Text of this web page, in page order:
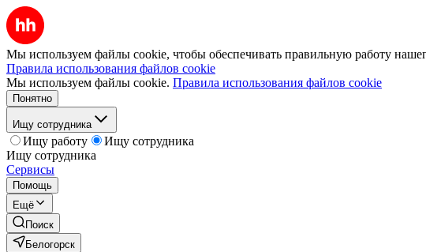
Мы используем файлы cookie, чтобы обеспечивать правильную работу
Правила использования файлов cookie
Мы используем файлы cookie. Правила использования файлов cookie
Понятно
Ищу сотрудника
Ищу работу
Ищу сотрудника
Ищу сотрудника
Сервисы
Помощь
Ещё
Поиск
Белогорск